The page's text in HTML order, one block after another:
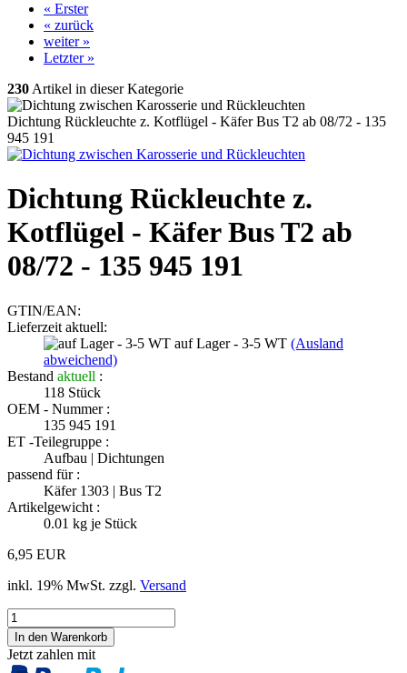
« Erster
« zurück
weiter »
Letzter »
230 Artikel in dieser Kategorie
Dichtung Rückleuchte z. Kotflügel - Käfer Bus T2 ab 08/72 - 135
945 191
Dichtung Rückleuchte z.
Kotflügel - Käfer Bus T2 ab
08/72 - 135 945 191
GTIN/EAN:
Lieferzeit aktuell:
auf Lager - 3-5 WT (Ausland
abweichend)
Bestand aktuell :
118 Stück
OEM - Nummer :
135 945 191
ET -Teilegruppe :
Aufbau | Dichtungen
passend für :
Käfer 1303 | Bus T2
Artikelgewicht :
0.01 kg je Stück
6,95 EUR
inkl. 19% MwSt. zzgl. Versand
Jetzt zahlen mit